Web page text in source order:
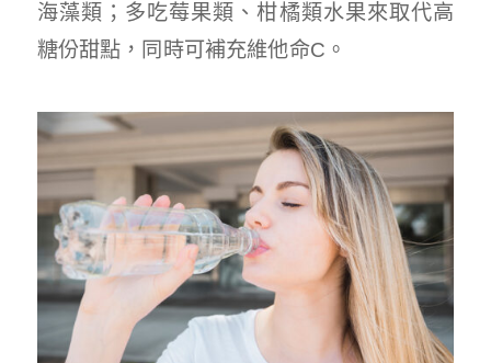
海藻類；多吃莓果類、柑橘類水果來取代高
糖份甜點，同時可補充維他命C。